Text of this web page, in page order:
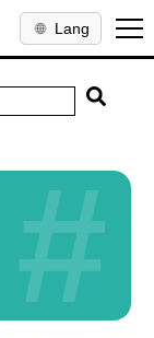
Lang
#